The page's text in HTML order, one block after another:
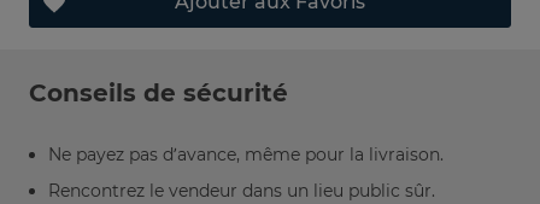
Conseils de sécurité
Ne payez pas d’avance, même pour la livraison.
Rencontrez le vendeur dans un lieu public sûr.